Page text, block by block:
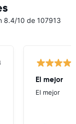
8.4/10 de 107913
El mejor
El mejor